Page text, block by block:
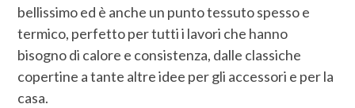
bellissimo ed è anche un punto tessuto spesso e
termico, perfetto per tutti i lavori che hanno
bisogno di calore e consistenza, dalle classiche
copertine a tante altre idee per gli accessori e per la
casa.